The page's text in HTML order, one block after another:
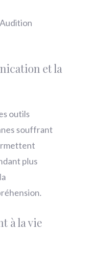
et la
outils
souffrant
plus
à la vie